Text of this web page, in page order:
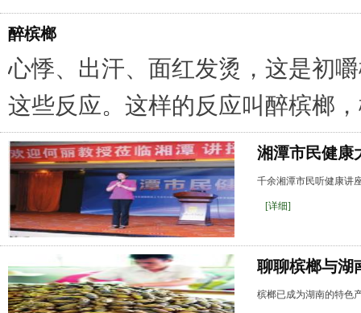
醉槟榔
心悸、出汗、面红发烫，这是初
这些反应。这样的反应叫醉槟榔
湘潭市民健康
千余湘潭市民听健康讲
[详细]
聊聊槟榔与湖
槟榔已成为湖南的特色